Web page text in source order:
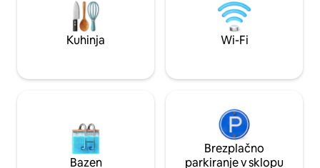
ustvarjen za udobno in nepozabno
zvoki - popoln za
Kuhinja Wi-Fi
Bazen
Brezplačno
parkiranje v sklopu